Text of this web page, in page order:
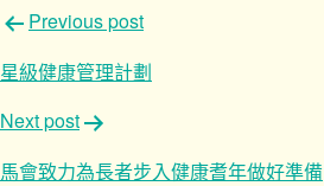
文
章
導
覽
Previous post
星級健康管理計劃
Next post
馬會致力為長者步入健康耆年做好準備